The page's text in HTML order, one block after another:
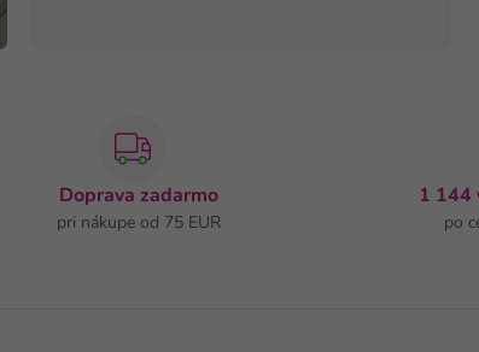
Doprava zadarmo
pri nákupe od 75 EUR
1 144
po